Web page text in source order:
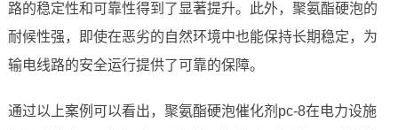
路的稳定性和可靠性得到了显著提升。此外，聚氨酯硬泡的
耐候性强，即使在恶劣的自然环境中也能保持长期稳定，为
输电线路的安全运行提供了可靠的保障。
通过以上案例可以看出，聚氨酯硬泡催化剂pc-8在电力设施